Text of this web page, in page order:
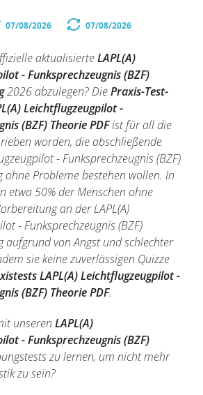
07/08/2026 07/08/2026
aktualisierteLAPL(A)
- Funksprechzeugnis (BZF)
2026 abzulegen? DiePraxis-Test-
Leichtflugzeugpilot -
(BZF) Theorie PDFist für all die
worden, die abschließende
- Funksprechzeugnis (BZF)
ohne Probleme bestehen wollen. In
etwa 50% der Menschen ohne
an der LAPL(A)
- Funksprechzeugnis (BZF)
aufgrund von Angst und schlechter
sie keine zuverlässigen Quizze
LAPL(A) Leichtflugzeugpilot -
(BZF) Theorie PDF.
unseren LAPL(A)
- Funksprechzeugnis (BZF)
zu lernen, um nicht mehr
zu sein?